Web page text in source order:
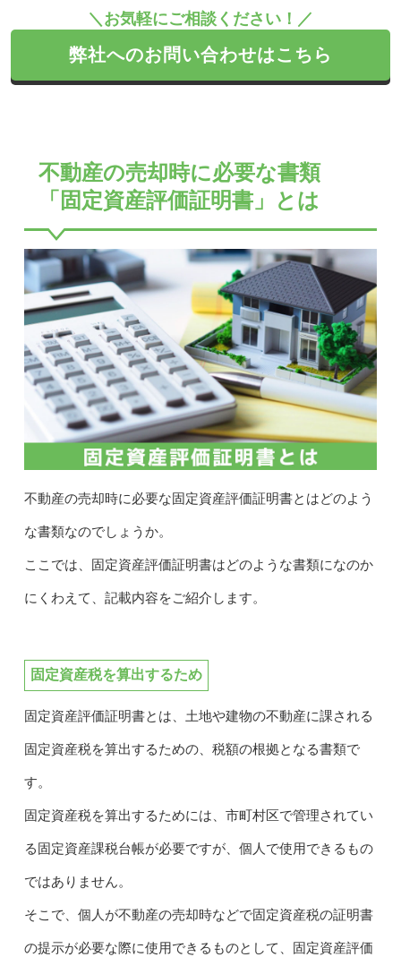
＼お気軽にご相談ください！／
弊社へのお問い合わせはこちら
不動産の売却時に必要な書類
「固定資産評価証明書」とは
不動産の売却時に必要な固定資産評価証明書とはどのよう
な書類なのでしょうか。
ここでは、固定資産評価証明書はどのような書類になのか
にくわえて、記載内容をご紹介します。
固定資産税を算出するため
固定資産評価証明書とは、土地や建物の不動産に課される
固定資産税を算出するための、税額の根拠となる書類で
す。
固定資産税を算出するためには、市町村区で管理されてい
る固定資産課税台帳が必要ですが、個人で使用できるもの
ではありません。
そこで、個人が不動産の売却時などで固定資産税の証明書
の提示が必要な際に使用できるものとして、固定資産評価